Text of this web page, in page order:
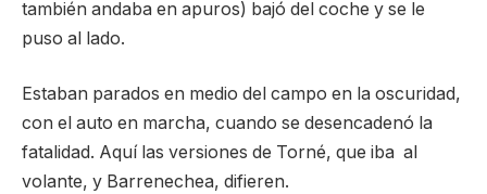
también andaba en apuros) bajó del coche y se le
puso al lado.
Estaban parados en medio del campo en la oscuridad,
con el auto en marcha, cuando se desencadenó la
fatalidad. Aquí las versiones de Torné, que iba al
volante, y Barrenechea, difieren.